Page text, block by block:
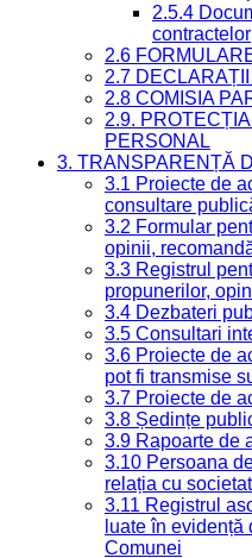
2.5.4
contractelor
2.6
2.7
2.8 COMISIA
2.9.
PERSONAL
3. TRANSPARENȚĂ
3.1 Proiecte de
consultare
3.2 Formular
opinii,
3.3 Registrul
propunerilor,
3.4 Dezbateri
3.5 Consultari
3.6 Proiecte de
pot fi transmise
3.7 Proiecte de
3.8 Ședințe
3.9 Rapoarte de
3.10 Persoana
relația cu
3.11 Registrul
luate în
Comunei